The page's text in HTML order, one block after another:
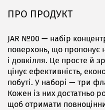
ПРО ПРОДУКТ
JAR №00 — набір
поверхонь, що пропонує
і довкілля. Це просте й
цінує ефективність,
побуті. У наборі — три
Кожен із них достатньо
щоб отримати